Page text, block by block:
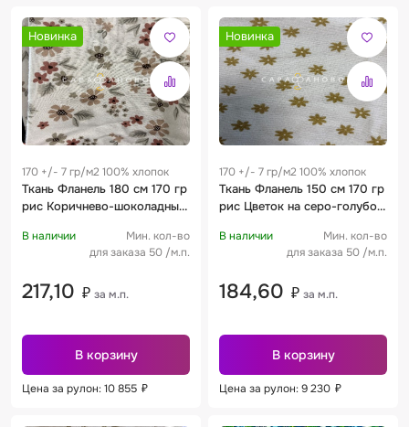
Новинка
170 +/- 7 гр/м2 100% хлопок
Ткань Фланель 180 см 170 гр
рис Коричнево-шоколадный
В наличии
Мин. кол-во
для заказа 50 /м.п.
217,10 ₽ за м.п.
В корзину
Цена за рулон: 10 855 ₽
Новинка
170 +/- 7 гр/м2 100% хлопок
Ткань Фланель 150 см 170 гр
рис Цветок на серо-голубом
В наличии
Мин. кол-во
для заказа 50 /м.п.
184,60 ₽ за м.п.
В корзину
Цена за рулон: 9 230 ₽